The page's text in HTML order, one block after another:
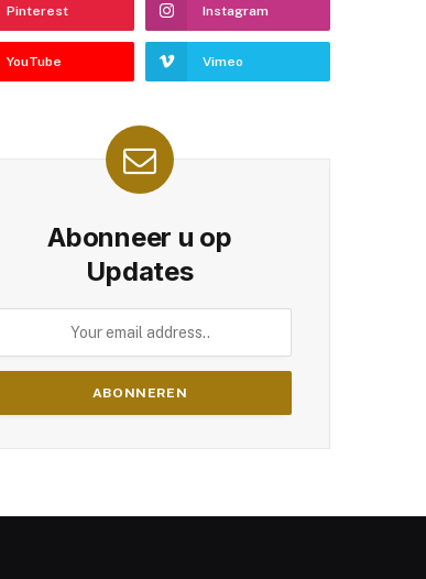
Pinterest Instagram
YouTube Vimeo
Abonneer u op
Updates